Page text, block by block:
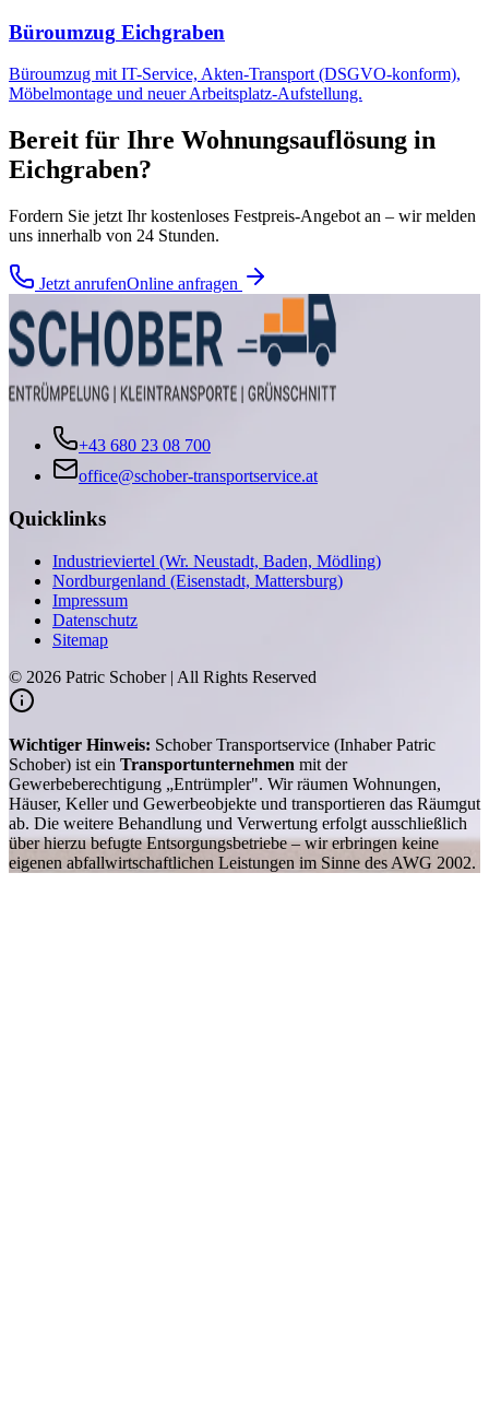
Büroumzug Eichgraben
Büroumzug mit IT-Service, Akten-Transport (DSGVO-konform),
Möbelmontage und neuer Arbeitsplatz-Aufstellung.
Bereit für Ihre Wohnungsauflösung in
Eichgraben?
Fordern Sie jetzt Ihr kostenloses Festpreis-Angebot an – wir melden
uns innerhalb von 24 Stunden.
Jetzt anrufenOnline anfragen
+43 680 23 08 700
office@schober-transportservice.at
Quicklinks
Industrieviertel (Wr. Neustadt, Baden, Mödling)
Nordburgenland (Eisenstadt, Mattersburg)
Impressum
Datenschutz
Sitemap
© 2026 Patric Schober | All Rights Reserved
Wichtiger Hinweis: Schober Transportservice (Inhaber Patric
Schober) ist ein Transportunternehmen mit der
Gewerbeberechtigung „Entrümpler". Wir räumen Wohnungen,
Häuser, Keller und Gewerbeobjekte und transportieren das Räumgut
ab. Die weitere Behandlung und Verwertung erfolgt ausschließlich
über hierzu befugte Entsorgungsbetriebe – wir erbringen keine
eigenen abfallwirtschaftlichen Leistungen im Sinne des AWG 2002.